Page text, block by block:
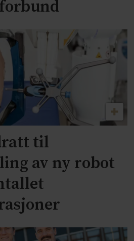
til
av ny robot